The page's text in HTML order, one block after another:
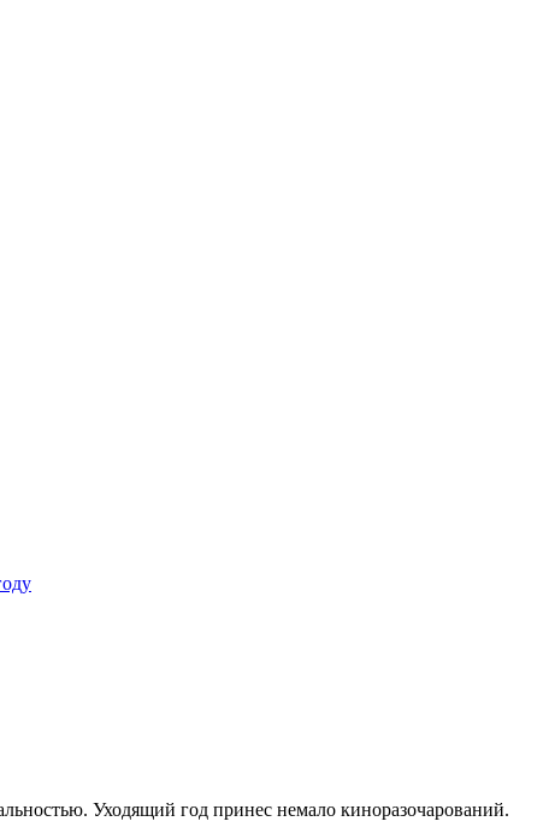
Уходящий год принес немало киноразочарований.